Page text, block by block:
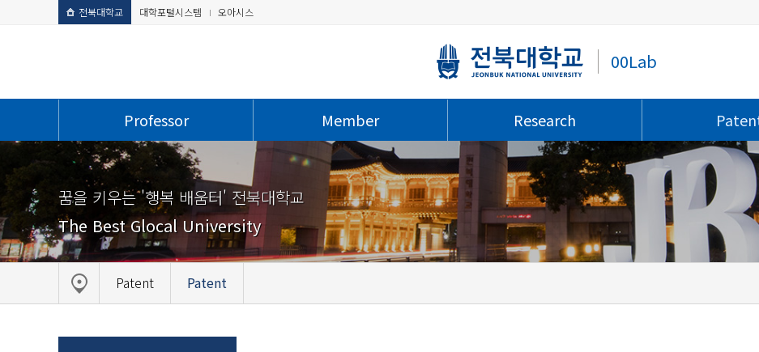
전북대학교 대학포털시스템 오아시스
00Lab
Professor Member Research
꿈을 키우는 '행복 배움터' 전북대학교
The Best Glocal University
Patent Patent